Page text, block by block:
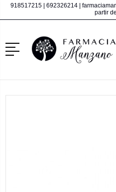
918517215 692326214
partir
Menú